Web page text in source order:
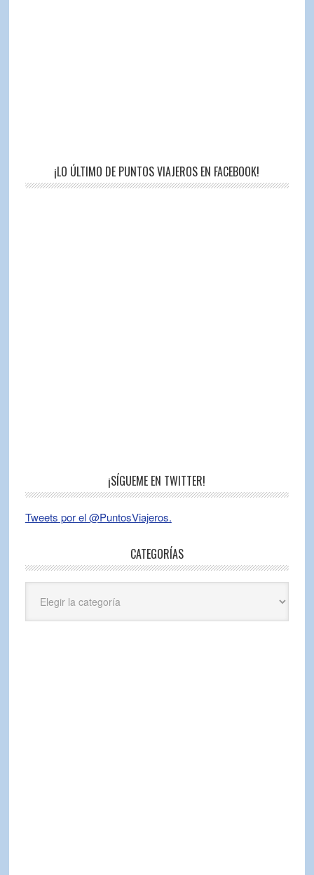
¡LO ÚLTIMO DE PUNTOS VIAJEROS EN FACEBOOK!
¡SÍGUEME EN TWITTER!
Tweets por el @PuntosViajeros.
CATEGORÍAS